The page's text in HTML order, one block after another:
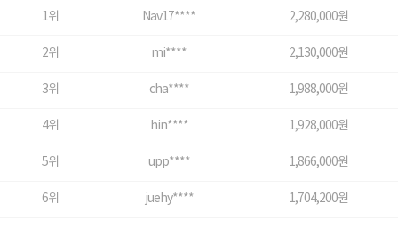
1위 Nav17**** 2,280,000원
2위 mi**** 2,130,000원
3위 cha**** 1,988,000원
4위 hin**** 1,928,000원
5위 upp**** 1,866,000원
6위 juehy**** 1,704,200원